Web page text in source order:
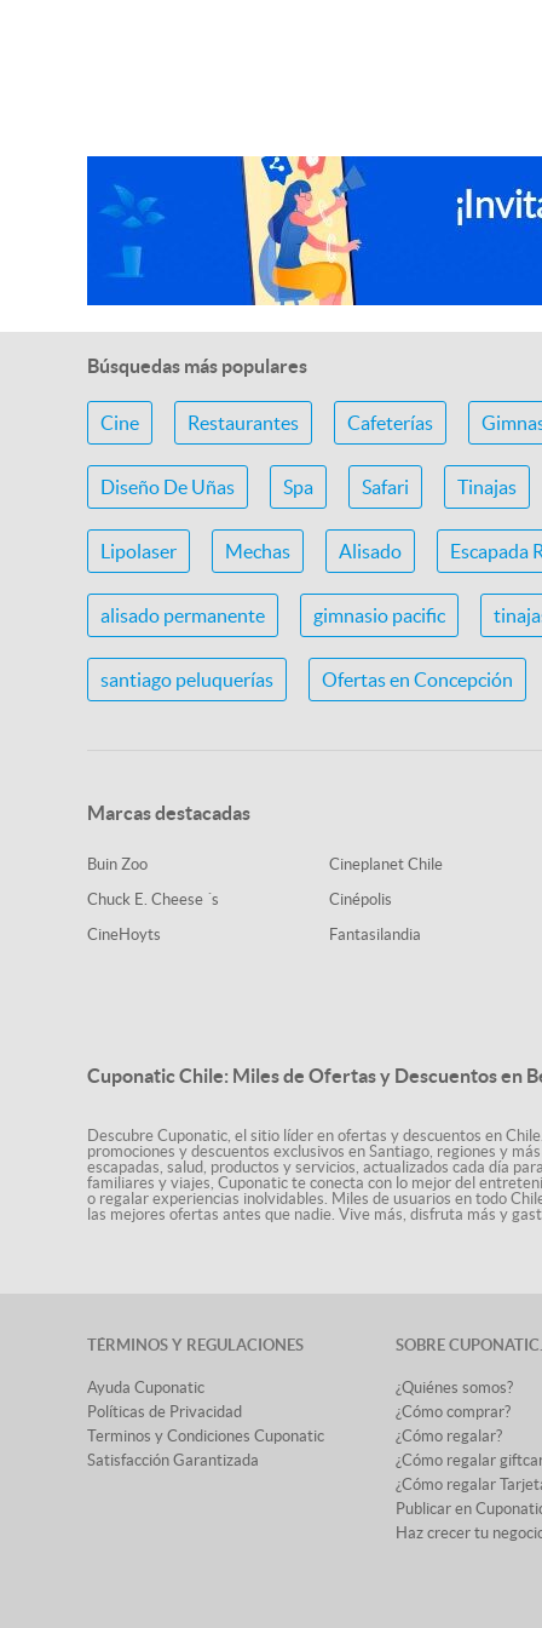
Búsquedas más populares
Cine Restaurantes Cafeterías
Diseño De Uñas Spa Safari Tinajas
Lipolaser Mechas Alisado Escapada
alisado permanente gimnasio pacific
santiago peluquerías Ofertas en Concepción
Marcas destacadas
Buin Zoo
Chuck E. Cheese ´s
CineHoyts
Cineplanet Chile
Cinépolis
Fantasilandia
Cuponatic Chile: Miles de Ofertas y Descuentos en
Descubre Cuponatic, el sitio líder en ofertas y descuentos en
promociones y descuentos exclusivos en Santiago, regiones y
escapadas, salud, productos y servicios, actualizados cada día
familiares y viajes, Cuponatic te conecta con lo mejor del
o regalar experiencias inolvidables. Miles de usuarios en todo
las mejores ofertas antes que nadie. Vive más, disfruta más y
TÉRMINOS Y REGULACIONES
Ayuda Cuponatic
Políticas de Privacidad
Terminos y Condiciones Cuponatic
Satisfacción Garantizada
SOBRE
¿Quiénes somos?
¿Cómo comprar?
¿Cómo regalar?
¿Cómo regalar
¿Cómo regalar
Publicar en
Haz crecer tu